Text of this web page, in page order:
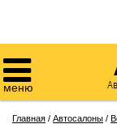

меню
Главная / Автосалоны /